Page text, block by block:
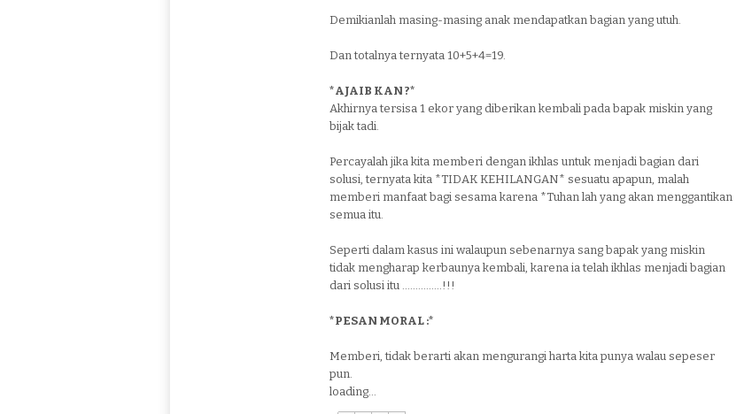
Demikianlah masing-masing anak mendapatkan bagian yang utuh.
Dan totalnya ternyata 10+5+4=19.
*AJAIB KAN ?*
Akhirnya tersisa 1 ekor yang diberikan kembali pada bapak miskin yang
bijak tadi.
Percayalah jika kita memberi dengan ikhlas untuk menjadi bagian dari
solusi, ternyata kita *TIDAK KEHILANGAN* sesuatu apapun, malah
memberi manfaat bagi sesama karena *Tuhan lah yang akan menggantikan
semua itu.
Seperti dalam kasus ini walaupun sebenarnya sang bapak yang miskin
tidak mengharap kerbaunya kembali, karena ia telah ikhlas menjadi bagian
dari solusi itu ...............!!!
*PESAN MORAL :*
Memberi, tidak berarti akan mengurangi harta kita punya walau sepeser
pun.
loading...